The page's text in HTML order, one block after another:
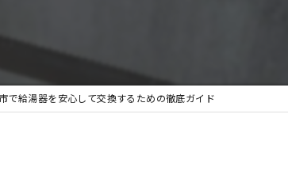
面台
ッチン
で給湯器を安心して交換するための徹底ガイド